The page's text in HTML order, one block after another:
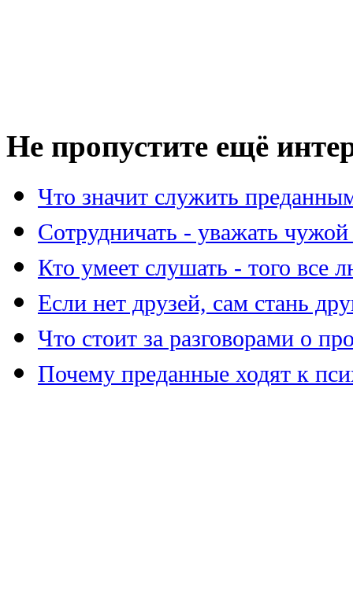
Не пропустите ещё
Что значит служить
Сотрудничать - уважать
Кто умеет слушать - того все
Если нет друзей, сам стань
Что стоит за разговорами о
Почему преданные ходят к